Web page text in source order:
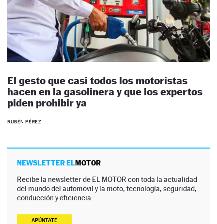
El gesto que casi todos los motoristas
hacen en la gasolinera y que los expertos
piden prohibir ya
RUBÉN PÉREZ
NEWSLETTER ELMOTOR
Recibe la newsletter de EL MOTOR con toda la actualidad
del mundo del automóvil y la moto, tecnología, seguridad,
conducción y eficiencia.
APÚNTATE